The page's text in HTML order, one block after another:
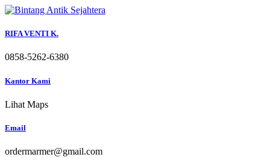
Skip
content
RIFA VENTI K.
0858-5262-6380
Kantor Kami
Lihat Maps
Email
ordermarmer@gmail.com